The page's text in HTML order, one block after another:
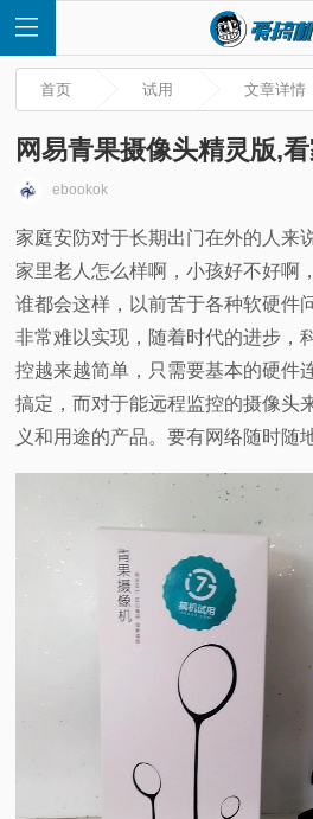
页
快
讯
评
首页 试用 文章详情
网易青果摄像头精灵版,
ebookok
家庭安防对于长期出门在外的人来
家里老人怎么样啊，小孩好不好啊
谁都会这样，以前苦于各种软硬件
非常难以实现，随着时代的进步，
控越来越简单，只需要基本的硬件
搞定，而对于能远程监控的摄像头
义和用途的产品。要有网络随时随